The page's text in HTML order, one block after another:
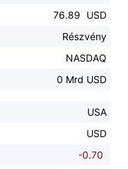
76.89
USD
Részvény
NASDAQ
0 Mrd USD
USA
USD
-0.70